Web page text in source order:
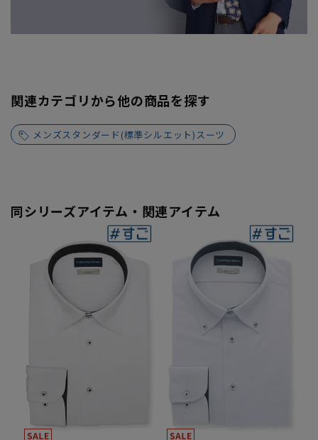
関連カテゴリから他の商品を探す
メンズスタンダード(標準シルエット)スーツ
同シリーズアイテム・関連アイテム